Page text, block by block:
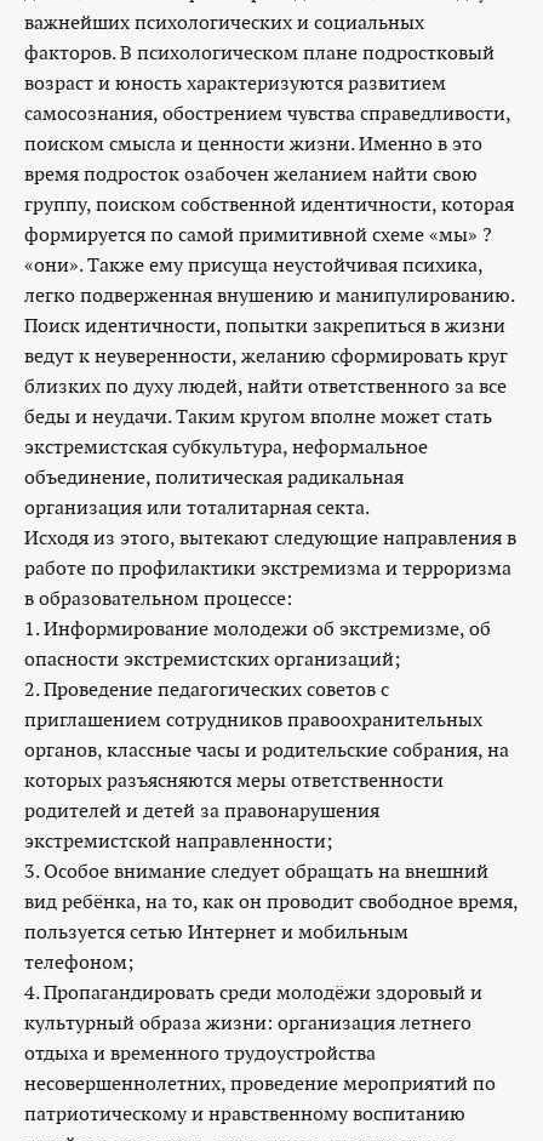
важнейших психологических и социальных
факторов. В психологическом плане подростковый
возраст и юность характеризуются развитием
самосознания, обострением чувства справедливости,
поиском смысла и ценности жизни. Именно в это
время подросток озабочен желанием найти свою
группу, поиском собственной идентичности, которая
формируется по самой примитивной схеме «мы» ?
«они». Также ему присуща неустойчивая психика,
легко подверженная внушению и манипулированию.
Поиск идентичности, попытки закрепиться в жизни
ведут к неуверенности, желанию сформировать круг
близких по духу людей, найти ответственного за все
беды и неудачи. Таким кругом вполне может стать
экстремистская субкультура, неформальное
объединение, политическая радикальная
организация или тоталитарная секта.
Исходя из этого, вытекают следующие направления в
работе по профилактики экстремизма и терроризма
в образовательном процессе:
1. Информирование молодежи об экстремизме, об
опасности экстремистских организаций;
2. Проведение педагогических советов с
приглашением сотрудников правоохранительных
органов, классные часы и родительские собрания, на
которых разъясняются меры ответственности
родителей и детей за правонарушения
экстремистской направленности;
3. Особое внимание следует обращать на внешний
вид ребёнка, на то, как он проводит свободное время,
пользуется сетью Интернет и мобильным
телефоном;
4. Пропагандировать среди молодёжи здоровый и
культурный образа жизни: организация летнего
отдыха и временного трудоустройства
несовершеннолетних, проведение мероприятий по
патриотическому и нравственному воспитанию